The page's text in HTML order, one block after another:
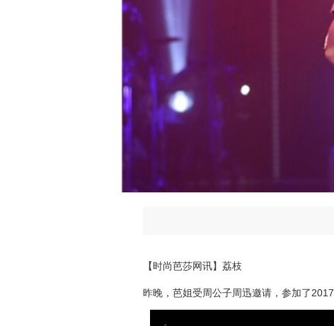
【时尚芭莎网讯】荔枝
昨晚，芭姐受周公子周迅邀请，参加了